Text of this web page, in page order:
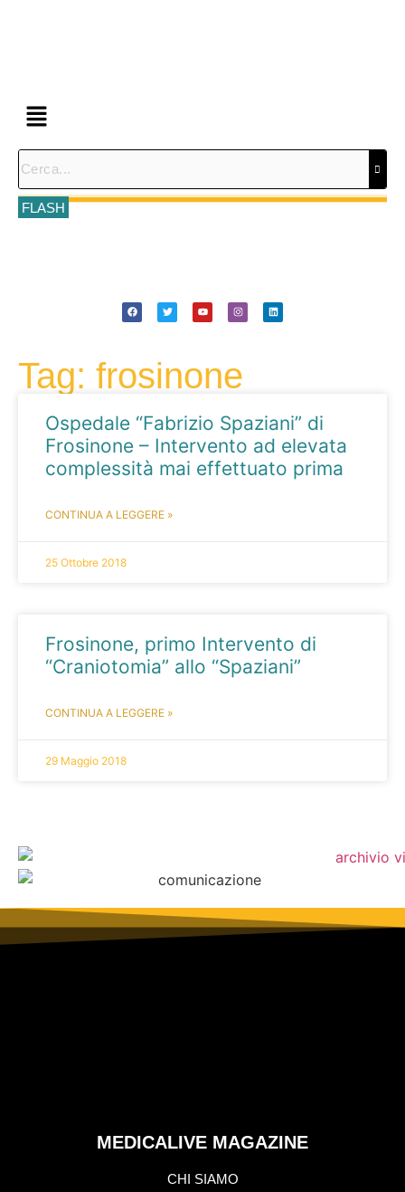
FLASH
Tag: frosinone
Ospedale “Fabrizio Spaziani” di
Frosinone – Intervento ad elevata
complessità mai effettuato prima
CONTINUA A LEGGERE »
25 Ottobre 2018
Frosinone, primo Intervento di
“Craniotomia” allo “Spaziani”
CONTINUA A LEGGERE »
29 Maggio 2018
MEDICALIVE MAGAZINE
CHI SIAMO